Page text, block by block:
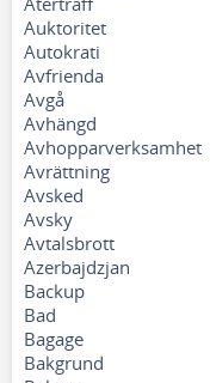
Auktoritet
Autokrati
Avfrienda
Avgå
Avhängd
Avhopparverksamhet
Avrättning
Avsked
Avsky
Avtalsbrott
Azerbajdzjan
Backup
Bad
Bagage
Bakgrund